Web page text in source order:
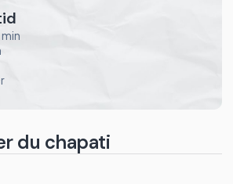
du chapati